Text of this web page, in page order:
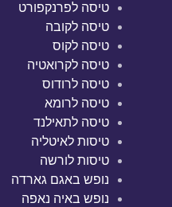
טיסה לפרנקפורט
טיסה לקובה
טיסה לקוס
טיסה לקרואטיה
טיסה לרודוס
טיסה לרומא
טיסה לתאילנד
טיסות לאיטליה
טיסות לורשה
נופש באגם גארדה
נופש באיה נאפה